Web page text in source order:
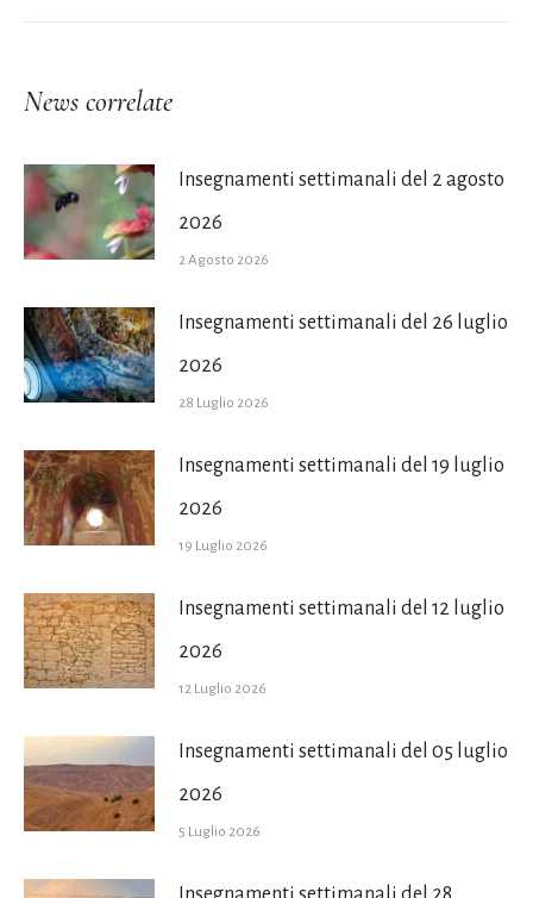
News correlate
Insegnamenti settimanali del 2 agosto
2026
2 Agosto 2026
Insegnamenti settimanali del 26 luglio
2026
28 Luglio 2026
Insegnamenti settimanali del 19 luglio
2026
19 Luglio 2026
Insegnamenti settimanali del 12 luglio
2026
12 Luglio 2026
Insegnamenti settimanali del 05 luglio
2026
5 Luglio 2026